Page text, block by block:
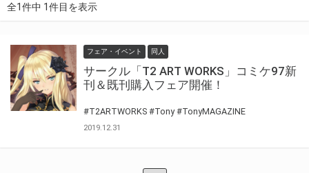
全1件中 1件目を表示
フェア・イベント 同人
サークル「T2 ART WORKS」コミケ97新
刊＆既刊購入フェア開催！
#T2ARTWORKS #Tony #TonyMAGAZINE
2019.12.31